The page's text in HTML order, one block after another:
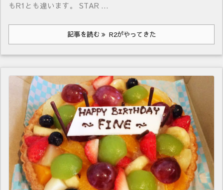
もR1とも違います。 STAR ...
記事を読む R2がやってきた